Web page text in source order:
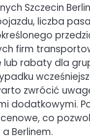
Szczecin
liczba
firm
rabaty dla
zwrócić
dodatkowymi.
co
Berlinem.